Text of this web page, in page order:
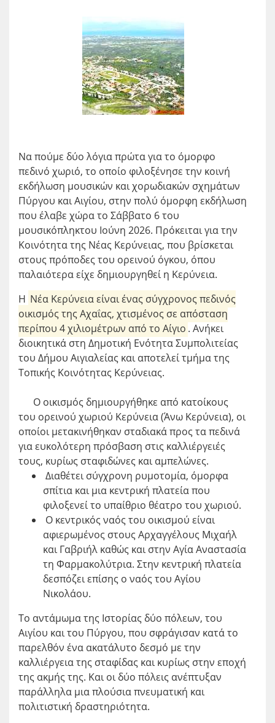
Να πούμε δύο λόγια πρώτα για το όμορφο
πεδινό χωριό, το οποίο φιλοξένησε την κοινή
εκδήλωση μουσικών και χορωδιακών σχημάτων
Πύργου και Αιγίου, στην πολύ όμορφη εκδήλωση
που έλαβε χώρα το Σάββατο 6 του
μουσικόπληκτου Ιούνη 2026. Πρόκειται για την
Κοινότητα της Νέας Κερύνειας, που βρίσκεται
στους πρόποδες του ορεινού όγκου, όπου
παλαιότερα είχε δημιουργηθεί η Κερύνεια.
Η Νέα Κερύνειαείναι ένας σύγχρονος πεδινός
οικισμός της Αχαΐας, χτισμένος σε απόσταση
περίπου 4 χιλιομέτρων από το Αίγιο . Ανήκει
διοικητικά στη Δημοτική Ενότητα Συμπολιτείας
του Δήμου Αιγιαλείας και αποτελεί τμήμα της
Τοπικής Κοινότητας Κερύνειας.
Ο οικισμός δημιουργήθηκε από κατοίκους
του ορεινού χωριού Κερύνεια (Άνω Κερύνεια), οι
οποίοι μετακινήθηκαν σταδιακά προς τα πεδινά
για ευκολότερη πρόσβαση στις καλλιέργειές
τους, κυρίως σταφιδώνες και αμπελώνες.
Διαθέτει σύγχρονη ρυμοτομία, όμορφα
σπίτια και μια κεντρική πλατεία που
φιλοξενεί το υπαίθριο θέατρο του χωριού.
Ο κεντρικός ναός του οικισμού είναι
αφιερωμένος στους Αρχαγγέλους Μιχαήλ
και Γαβριήλ καθώς και στην Αγία Αναστασία
τη Φαρμακολύτρια. Στην κεντρική πλατεία
δεσπόζει επίσης ο ναός του Αγίου
Νικολάου.
Το αντάμωμα της Ιστορίας δύο πόλεων, του
Αιγίου και του Πύργου, που σφράγισαν κατά το
παρελθόν ένα ακατάλυτο δεσμό με την
καλλιέργεια της σταφίδας και κυρίως στην εποχή
της ακμής της. Και οι δύο πόλεις ανέπτυξαν
παράλληλα μια πλούσια πνευματική και
πολιτιστική δραστηριότητα.